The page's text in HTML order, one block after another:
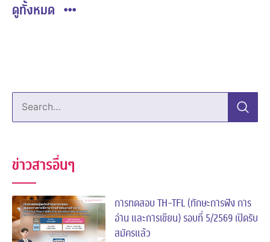
ดูทั้งหมด
Search…
ข่าวสารอื่นๆ
การทดสอบ TH-TFL (ทักษะการฟัง การ
อ่าน และการเขียน) รอบที่ 5/2569 เปิดรับ
สมัครแล้ว